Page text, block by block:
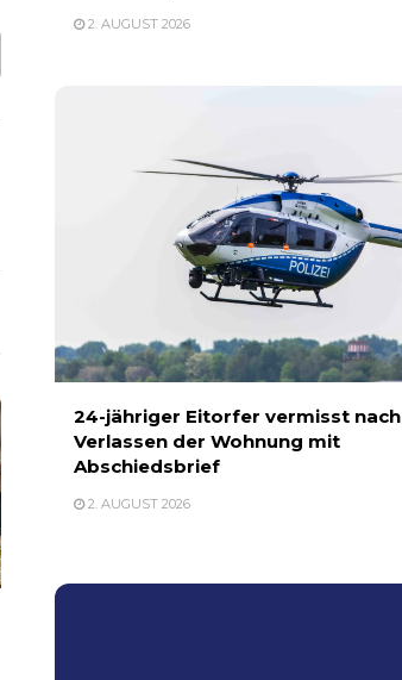
2. AUGUST 2026
24-jähriger Eitorfer vermisst nach
Verlassen der Wohnung mit
Abschiedsbrief
2. AUGUST 2026